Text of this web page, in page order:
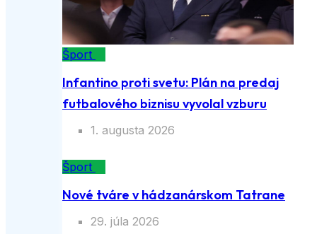
Šport
Infantino proti svetu: Plán na predaj
futbalového biznisu vyvolal vzburu
1. augusta 2026
Šport
Nové tváre v hádzanárskom Tatrane
29. júla 2026